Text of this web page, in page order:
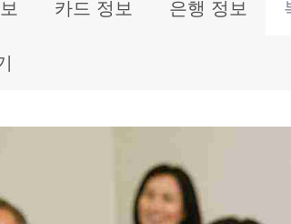
카드 정보 은행 정보